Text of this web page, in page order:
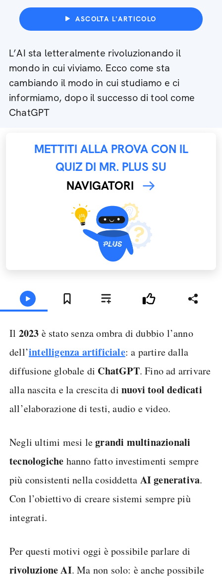
ASCOLTA L'ARTICOLO
L’AI sta letteralmente rivoluzionando il
mondo in cui viviamo. Ecco come sta
cambiando il modo in cui studiamo e ci
informiamo, dopo il successo di tool come
ChatGPT
METTITI ALLA PROVA CON IL
QUIZ DI MR. PLUS SU
NAVIGATORI
Il 2023 è stato senza ombra di dubbio l’anno
dell’intelligenza artificiale: a partire dalla
diffusione globale di ChatGPT. Fino ad arrivare
alla nascita e la crescita di nuovi tool dedicati
all’elaborazione di testi, audio e video.
Negli ultimi mesi legrandi multinazionali
tecnologiche hanno fatto investimenti sempre
più consistenti nella cosiddetta AI generativa.
Con l’obiettivo di creare sistemi sempre più
integrati.
Per questi motivi oggi è possibile parlare di
rivoluzione AI. Ma non solo: è anche possibile